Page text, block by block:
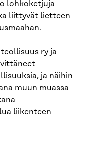
lohkoketjuja
liittyvät lietteen
ry ja
ja näihin
muun muassa
liikenteen